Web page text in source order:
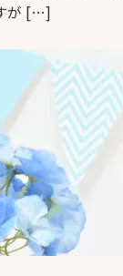
が […]